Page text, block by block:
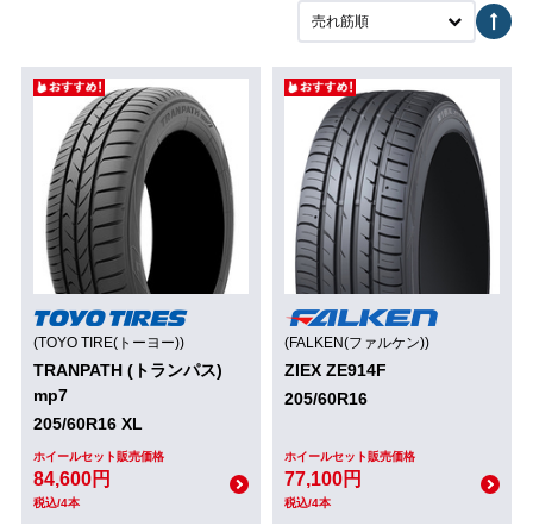
売れ筋順
(TOYO TIRE(トーヨー))
TRANPATH (トランパス)
mp7
205/60R16 XL
ホイールセット販売価格
84,600円
税込/4本
(FALKEN(ファルケン))
ZIEX ZE914F
205/60R16
ホイールセット販売価格
77,100円
税込/4本